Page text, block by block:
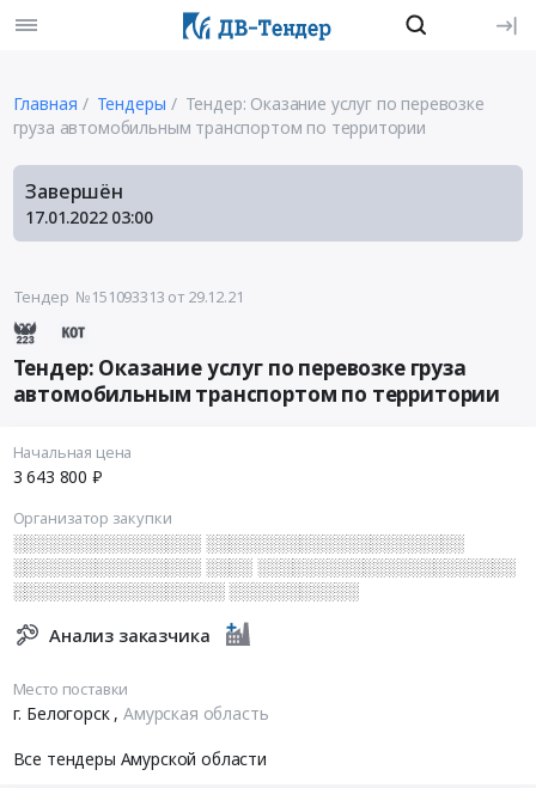
Главная Тендеры
Тендер: Оказание услуг по перевозке
груза автомобильным транспортом по территории
Завершён
17.01.2022 03:00
Тендер №151093313 от 29.12.21
Тендер: Оказание услуг по перевозке груза
автомобильным транспортом по территории
Начальная цена
3 643 800 ₽
Организатор закупки
░░░░░░░░░░░░░░░░ ░░░░░░░░░░░░░░░░░░░░░░
░░░░░░░░░░░░░░░░ ░░░░ ░░░░░░░░░░░░░░░░░░░░░░
░░░░░░░░░░░░░░░░░░ ░░░░░░░░░░░
Анализ заказчика
Место поставки
г. Белогорск ,Амурская область
Все тендеры Амурской области